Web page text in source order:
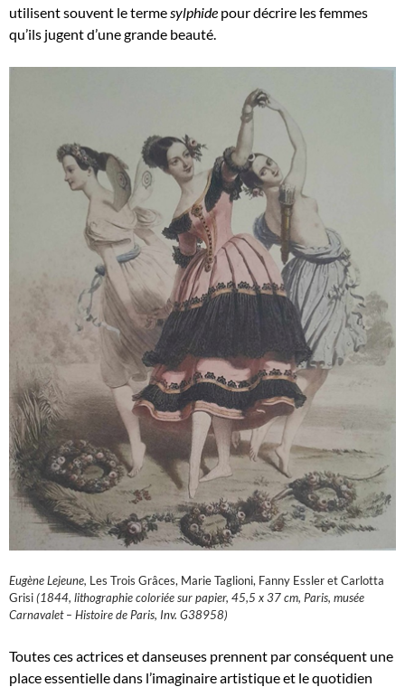
utilisent souvent le termesylphide pour décrire les femmes
qu’ils jugent d’une grande beauté.
Eugène Lejeune, Les Trois Grâces, Marie Taglioni, Fanny Essler et Carlotta
Grisi(1844, lithographie coloriée sur papier, 45,5 x 37 cm, Paris, musée
Carnavalet – Histoire de Paris, Inv. G38958)
Toutes ces actrices et danseuses prennent par conséquent une
place essentielle dans l’imaginaire artistique et le quotidien